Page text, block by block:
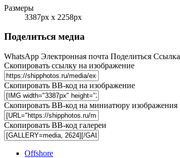
Размеры
3387px x 2258px
Поделиться медиа
WhatsApp Электронная почта Поделиться Ссылка
Скопировать ссылку на изображение
Скопировать BB-код на изображение
Скопировать BB-код на миниатюру изображения
Скопировать BB-код галереи
Offshore